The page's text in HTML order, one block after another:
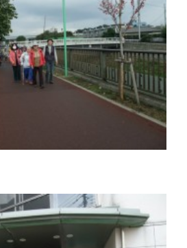
添って